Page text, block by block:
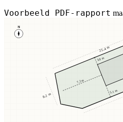
Voorbeeld PDF-rapport
N
3,8 m
5,1 m
7,2 m
25,4 m
8,2 m